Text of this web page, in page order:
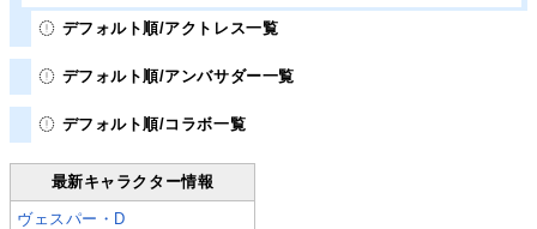
デフォルト順/アクトレス一覧
デフォルト順/アンバサダー一覧
デフォルト順/コラボ一覧
最新キャラクター情報
ヴェスパー・D